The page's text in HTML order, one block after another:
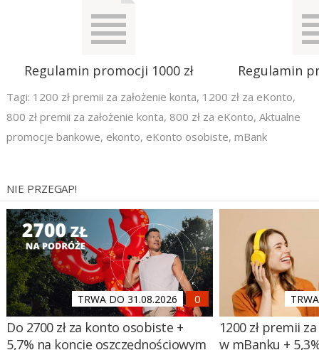
Regulamin promocji 1000 zł Regulamin
Tagi: 1200 zł premii za założenie konta, 1200 zł za eKonto,
800 zł premii za założenie konta, 800 zł za eKonto, Aktualne
promocje bankowe, ekonto, eKonto osobiste, mBank
NIE PRZEGAP!
TRWA DO 31.08.2026
Do 2700 zł za konto osobiste +
5,7% na koncie oszczędnościowym
1200 zł premii
w mBanku +